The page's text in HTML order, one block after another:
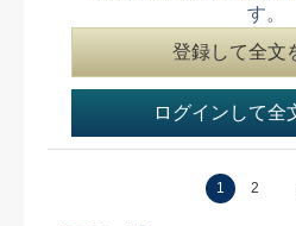
す。
登録して全文
ログインして全
1 2